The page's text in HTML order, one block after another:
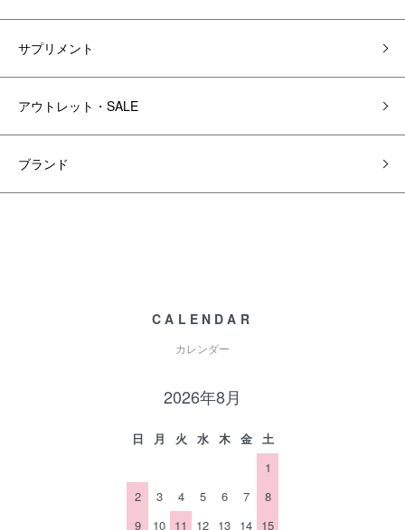
サプリメント
アウトレット・SALE
ブランド
CALENDAR
カレンダー
2026年8月
日 月 火 水 木 金
土
1
2
3 4 5 6 7
8
9
10 11 12 13 14 15